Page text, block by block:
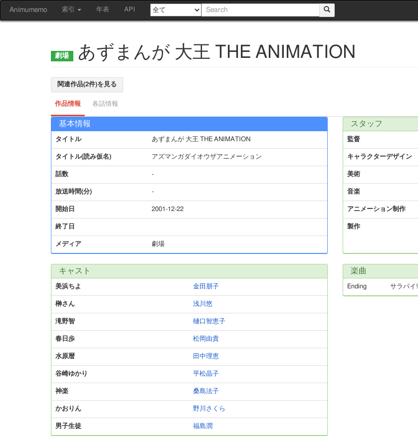
Animumemo 索引 年表 API
あずまんが 大王 THE ANIMATION
関連作品(2件)を見る
作品情報 各話情報
基本情報
タイトル あずまんが 大王 THE ANIMATION
タイトル(読み仮名) アズマンガダイオウザアニメーション
話数 -
放送時間(分) -
開始日 2001-12-22
終了日
メディア 劇場
スタッフ
監督
キャラクターデザイン
美術
音楽
アニメーション制作
製作
キャスト
美浜ちよ 金田朋子
榊さん 浅川悠
滝野智 樋口智恵子
春日歩 松岡由貴
水原暦 田中理恵
谷崎ゆかり 平松晶子
神楽 桑島法子
かおりん 野川さくら
男子生徒 福島潤
楽曲
Ending サラバイ!